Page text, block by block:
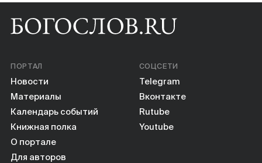
Научные инструменты
ПОРТАЛ
Новости
Материалы
Календарь событий
Книжная полка
О портале
Для авторов
СОЦСЕТИ
Telegram
Вконтакте
Rutube
Youtube